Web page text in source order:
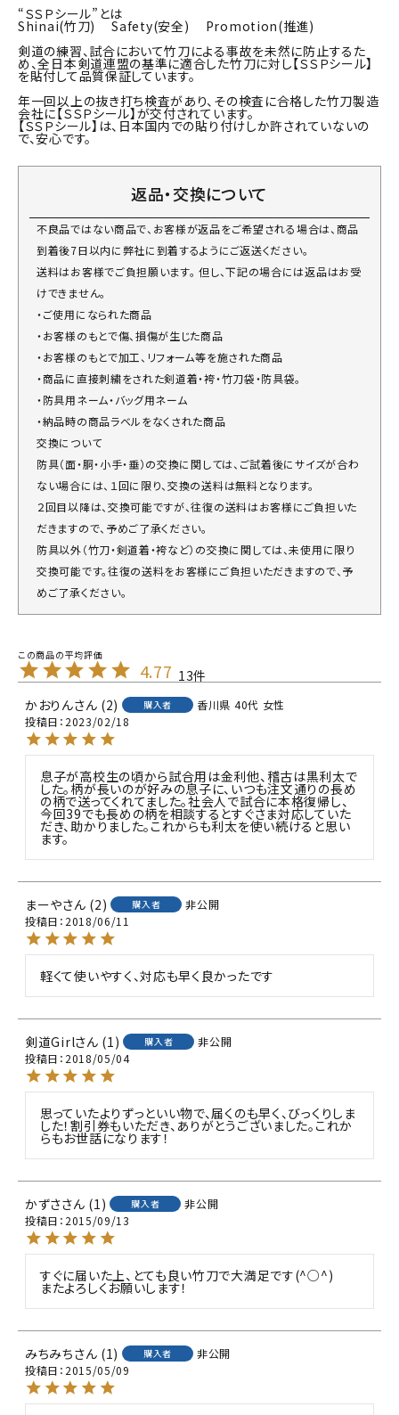
“ＳＳＰシール”とは
Shinai(竹刀) Safety(安全) Promotion(推進)
剣道の練習、試合において竹刀による事故を未然に防止するた
め、全日本剣道連盟の基準に適合した竹刀に対し【ＳＳＰシール】
を貼付して品質保証しています。
年一回以上の抜き打ち検査があり、その検査に合格した竹刀製造
会社に【ＳＳＰシール】が交付されています。
【ＳＳＰシール】は、日本国内での貼り付けしか許されていないの
で、安心です。
返品・交換について
不良品ではない商品で、お客様が返品をご希望される場合は、商品
到着後7日以内に弊社に到着するようにご返送ください。
送料はお客様でご負担願います。 但し、下記の場合には返品はお受
けできません。
・ご使用になられた商品
・お客様のもとで傷、損傷が生じた商品
・お客様のもとで加工、リフォーム等を施された商品
・商品に直接刺繍をされた剣道着・袴・竹刀袋・防具袋。
・防具用ネーム・バッグ用ネーム
・納品時の商品ラベルをなくされた商品
交換について
防具（面・胴・小手・垂）の交換に関しては、ご試着後にサイズが合わ
ない場合には、１回に限り、交換の送料は無料となります。
２回目以降は、交換可能ですが、往復の送料はお客様にご負担いた
だきますので、予めご了承ください。
防具以外（竹刀・剣道着・袴など）の交換に関しては、未使用に限り
交換可能です。往復の送料をお客様にご負担いただきますので、予
めご了承ください。
4.77 13
かおりん
2 購入者 香川県 40代 女性
投稿日 2023/02/18
息子が高校生の頃から試合用は金利他、稽古は黒利太で
した。柄が長いのが好みの息子に、いつも注文通りの長め
の柄で送ってくれてました。社会人で試合に本格復帰し、
今回39でも長めの柄を相談するとすぐさま対応していた
だき、助かりました。これからも利太を使い続けると思い
ます。
まーや 2 購入者
非公開
投稿日 2018/06/11
軽くて使いやすく、対応も早く良かったです
剣道Girl 1 購入者
非公開
投稿日 2018/05/04
思っていたよりずっといい物で、届くのも早く、びっくりしま
した！割引券もいただき、ありがとうございました。これか
らもお世話になります！
かずさ 1 購入者
非公開
投稿日 2015/09/13
すぐに届いた上、とても良い竹刀で大満足です(^○^)
またよろしくお願いします！
みちみち 1 購入者
非公開
投稿日 2015/05/09